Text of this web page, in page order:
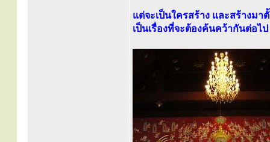
แต่จะเป็นใครสร้าง และสร้างมา
เป็นเรื่องที่จะต้องค้นคว้ากันต่อไป